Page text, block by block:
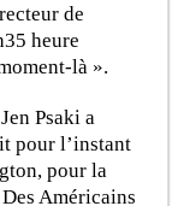
de
heure
là ».
Psaki a
pour l’instant
pour la
Américains